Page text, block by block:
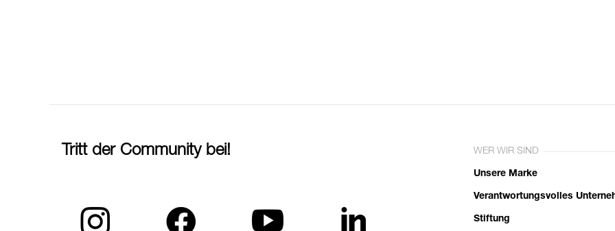
Tritt der Community bei! WER WIR SIND
Unsere Marke
Verantwortungsvolles
Stiftung